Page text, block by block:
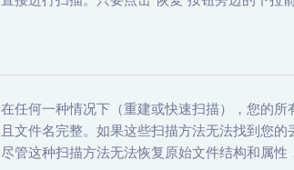
在任何一种情况下（重建或快速扫描），您的
且文件名完整。如果这些扫描方法无法找到您
尽管这种扫描方法无法恢复原始文件结构和属性